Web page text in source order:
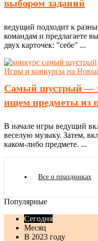
выбором заданий
ведущий подходит к
командам и предлагаете
двух карточек: "себе" ...
Игры и конкурсы на
Самый шустрый —
ищем предметы из
В начале игры ведущий
веселую музыку. Затем,
каком-либо предмете. ...
Все о праздниках
Популярные
Сегодня
Месяц
В 2023 году